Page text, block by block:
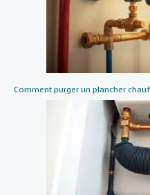
Comment purger un plancher